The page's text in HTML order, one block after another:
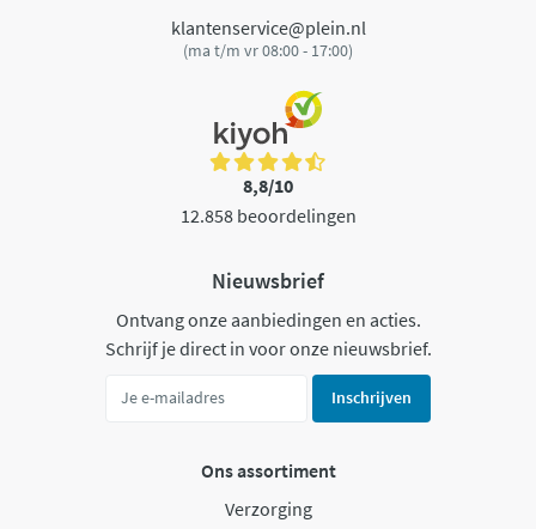
klantenservice@plein.nl
(ma t/m vr 08:00 - 17:00)
8,8/10
12.858 beoordelingen
Nieuwsbrief
Ontvang onze aanbiedingen en acties.
Schrijf je direct in voor onze nieuwsbrief.
Inschrijven
Ons assortiment
Verzorging